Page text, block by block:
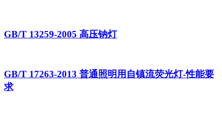
GB/T 13259-2005 高压钠灯
GB/T 17263-2013 普通照明用自镇流荧光灯-性能要
求